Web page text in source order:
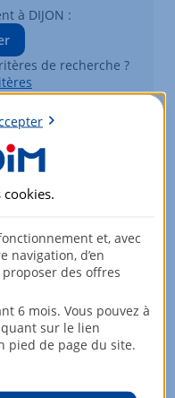
à DIJON :
de recherche ?
cookies.
et, avec
navigation, d’en
des offres
6 mois. Vous pouvez à
sur le lien
pied de page du site.